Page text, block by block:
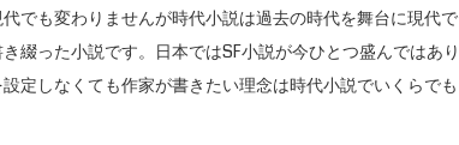
でも変わりませんが時代小説は過去の時代を舞台に現代で
綴った小説です。日本ではSF小説が今ひとつ盛んではあり
定しなくても作家が書きたい理念は時代小説でいくらでも